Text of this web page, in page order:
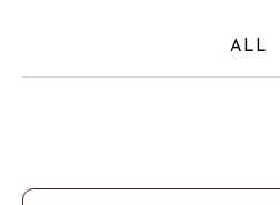
ALL